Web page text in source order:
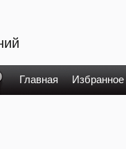
Главная Избранное